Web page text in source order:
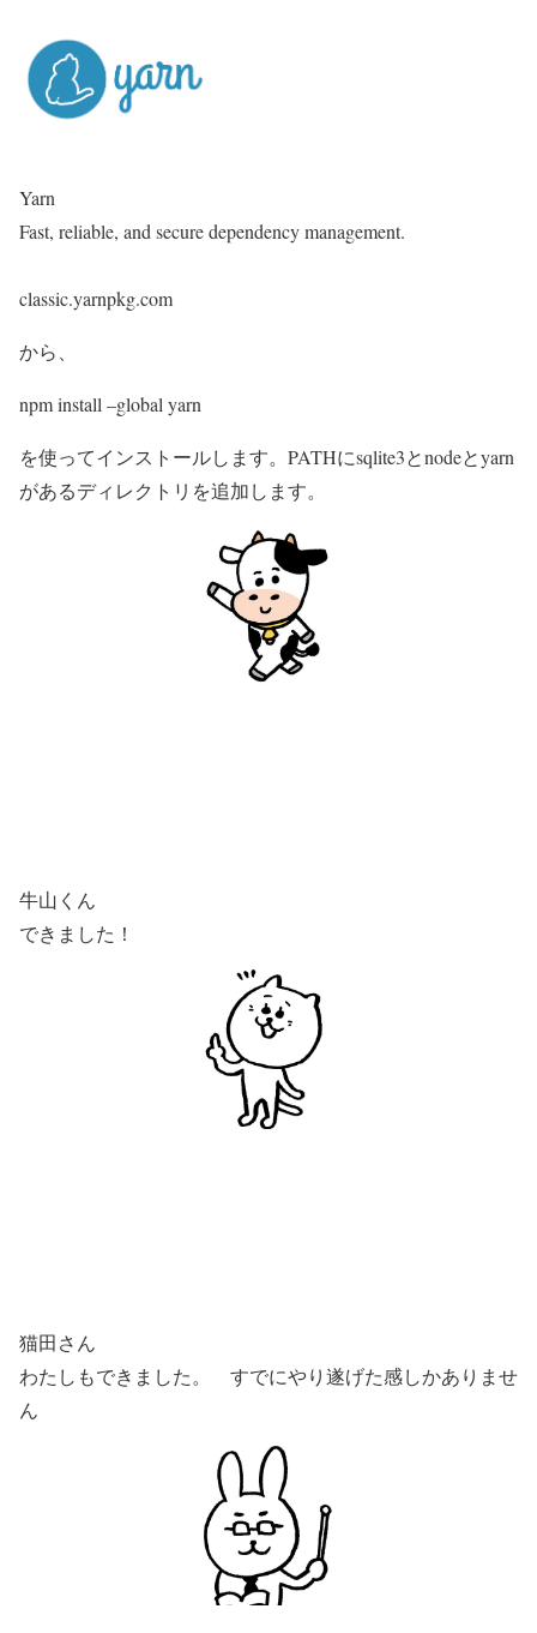
Yarn
Fast, reliable, and secure dependency management.
classic.yarnpkg.com
から、
npm install –global yarn
を使ってインストールします。PATHにsqlite3とnodeとyarn
があるディレクトリを追加します。
牛山くん
できました！
猫田さん
わたしもできました。 すでにやり遂げた感しかありませ
ん